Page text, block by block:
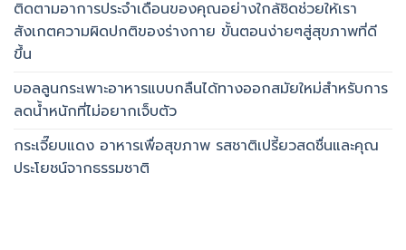
ติดตามอาการประจำเดือนของคุณอย่างใกล้ชิดช่วยให้เรา
สังเกตความผิดปกติของร่างกาย ขั้นตอนง่ายๆสู่สุขภาพที่ดี
ขึ้น
บอลลูนกระเพาะอาหารแบบกลืนได้ทางออกสมัยใหม่สำหรับการ
ลดน้ำหนักที่ไม่อยากเจ็บตัว
กระเจี๊ยบแดง อาหารเพื่อสุขภาพ รสชาติเปรี้ยวสดชื่นและคุณ
ประโยชน์จากธรรมชาติ